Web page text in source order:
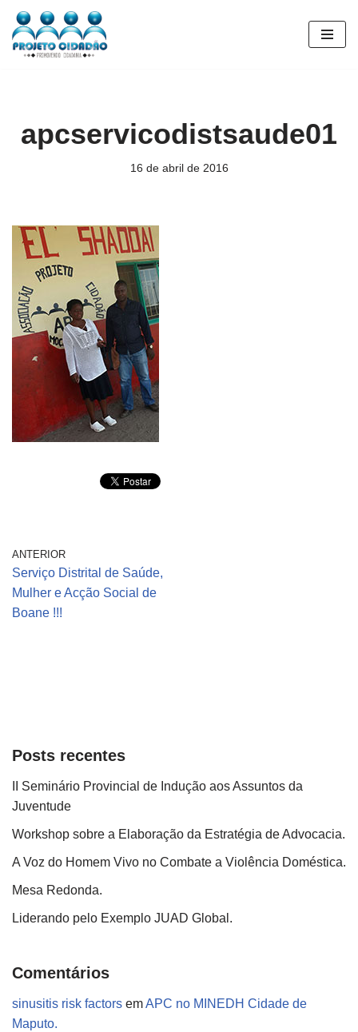
Pular
apcservicodistsaude01
16 de abril de 2016
ANTERIOR
Serviço Distrital de Saúde,
Mulher e Acção Social de
Boane !!!
Posts recentes
II Seminário Provincial de Indução aos Assuntos da
Juventude
Workshop sobre a Elaboração da Estratégia de Advocacia.
A Voz do Homem Vivo no Combate a Violência Doméstica.
Mesa Redonda.
Liderando pelo Exemplo JUAD Global.
Comentários
sinusitis risk factors emAPC no MINEDH Cidade de
Maputo.